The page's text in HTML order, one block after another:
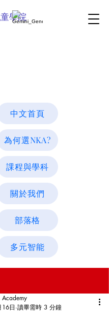
學院
中文首頁
為何選NKA?
課程與學科
關於我們
部落格
多元智能
Academy
日 讀畢需時 3 分鐘